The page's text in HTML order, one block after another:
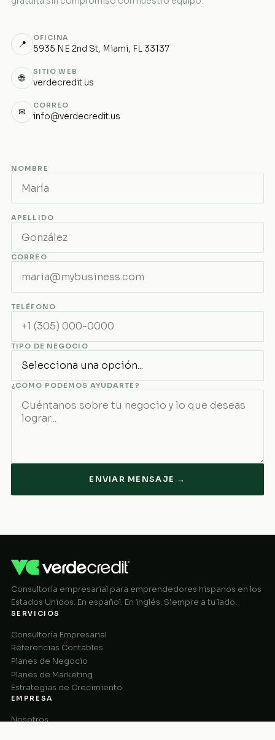
📍
OFICINA
5935 NE 2nd St, Miami, FL 33137
🌐
SITIO WEB
verdecredit.us
✉
CORREO
info@verdecredit.us
NOMBRE
APELLIDO
CORREO
TELÉFONO
TIPO DE NEGOCIO
¿CÓMO PODEMOS AYUDARTE?
ENVIAR MENSAJE →
Consultoría empresarial para emprendedores hispanos en los
Estados Unidos. En español. En inglés. Siempre a tu lado.
SERVICIOS
Consultoría Empresarial
Referencias Contables
Planes de Negocio
Planes de Marketing
Estrategias de Crecimiento
EMPRESA
Nosotros